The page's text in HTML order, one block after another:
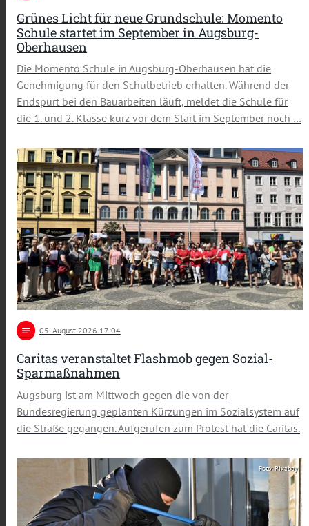
Grünes Licht für neue Grundschule: Momento
Schule startet im September in Augsburg-
Oberhausen
Die Momento Schule in Augsburg-Oberhausen hat die
Genehmigung für den Schulbetrieb erhalten. Während der
Endspurt bei den Bauarbeiten läuft, meldet die Schule für
die 1. und 2. Klasse kurz vor dem Start im September noch …
notes 05 . August 2026 17:04
Caritas veranstaltet Flashmob gegen Sozial-
Sparmaßnahmen
Augsburg ist am Mittwoch gegen die von der
Bundesregierung geplanten Kürzungen im Sozialsystem auf
die Straße gegangen. Aufgerufen zum Protest hat die Caritas.
Foto: Pixabay